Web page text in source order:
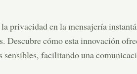
privacidad en la mensajería
Descubre cómo esta innovación
sensibles, facilitando una